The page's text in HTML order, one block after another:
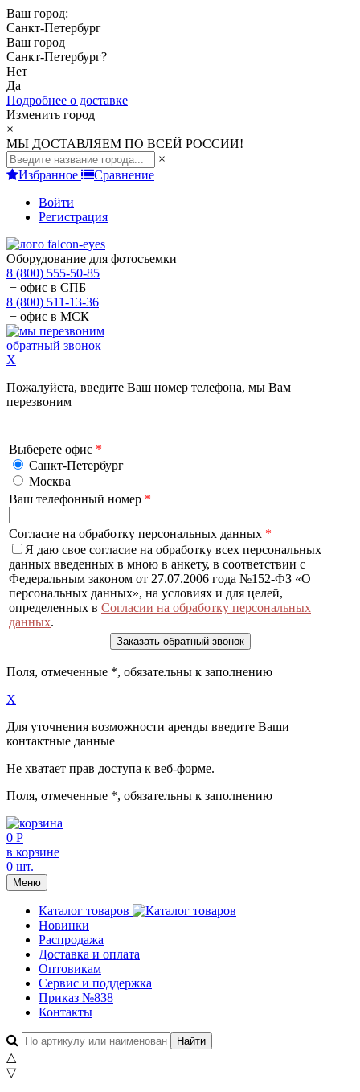
Ваш город:
Санкт-Петербург
Ваш город
Санкт-Петербург?
Нет
Да
Подробнее о доставке
Изменить город
×
МЫ ДОСТАВЛЯЕМ ПО ВСЕЙ РОССИИ!
×
Избранное
Сравнение
Войти
Регистрация
Оборудование для фотосъемки
8 (800) 555-50-85
− офис в СПБ
8 (800) 511-13-36
− офис в МСК
обратный звонок
X
Пожалуйста, введите Ваш номер телефона, мы Вам
перезвоним
Выберете офис *
Санкт-Петербург
Москва
Ваш телефонный номер *
Согласие на обработку персональных данных *
Я даю свое согласие на обработку всех персональных
данных введенных в мною в анкету, в соответствии с
Федеральным законом от 27.07.2006 года №152-ФЗ «О
персональных данных», на условиях и для целей,
определенных в Согласии на обработку персональных
данных.
Поля, отмеченные *, обязательны к заполнению
X
Для уточнения возможности аренды введите Ваши
контактные данные
Не хватает прав доступа к веб-форме.
Поля, отмеченные *, обязательны к заполнению
0 Р
в корзине
0 шт.
Меню
Каталог товаров
Новинки
Распродажа
Доставка и оплата
Оптовикам
Сервис и поддержка
Приказ №838
Контакты
△
▽